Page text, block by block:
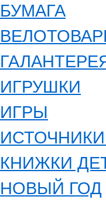
БУМАГА
ИГРУШКИ
ИГРЫ
КНИЖКИ
НОВЫЙ ГОД